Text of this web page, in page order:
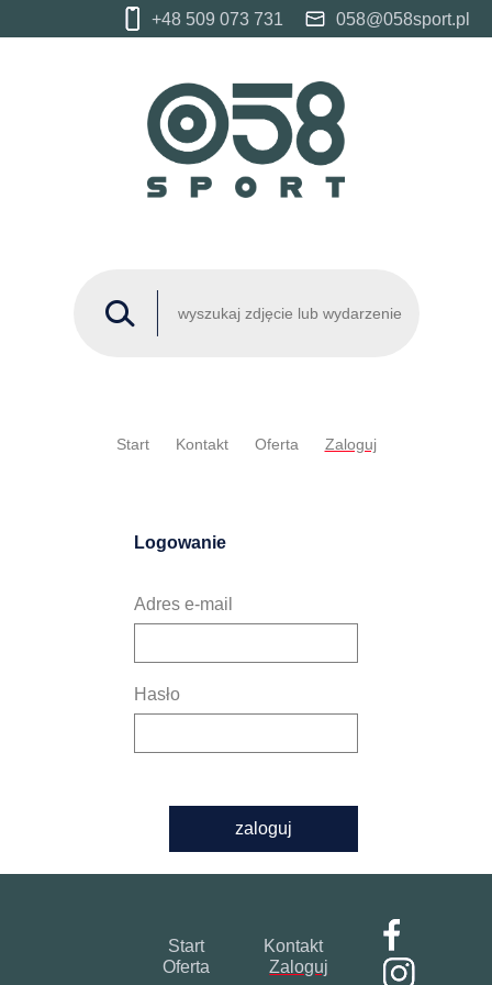
+48 509 073 731 058@058sport.pl
Start Kontakt Oferta Zaloguj
Logowanie
Adres e-mail
Hasło
zaloguj
Start
Kontakt
Oferta
Zaloguj